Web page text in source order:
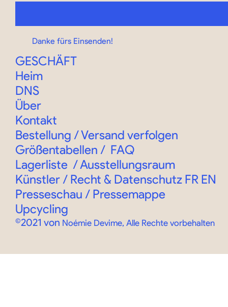
GESCHÄFT
Heim
DNS
Über
Kontakt
©2021 von Noémie Devime, Alle Rechte vorbehalten
Danke fürs Einsenden!
Bestellung /Versand verfolgen
Größentabellen / FAQ
Lagerliste /Ausstellungsraum
Künstler / Recht & Datenschutz FR EN
Presseschau / Pressemappe
Upcycling